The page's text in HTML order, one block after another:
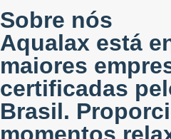
Sobre nós
Aqualax está
maiores
certificadas
Brasil.